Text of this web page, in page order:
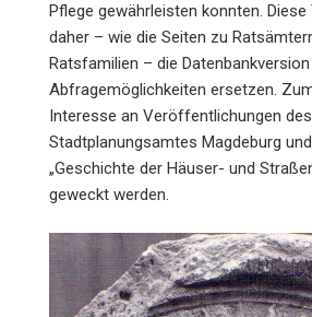
Pflege gewährleisten konnten.
daher – wie die Seiten zu
Ratsfamilien – die
Abfragemöglichkeiten ersetzen.
Interesse an Veröffentlichungen des
Stadtplanungsamtes Magdeburg
„Geschichte der Häuser- und
geweckt werden.